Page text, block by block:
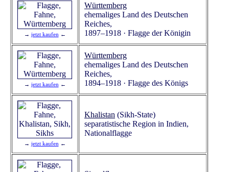
→ jetzt kaufen ←
Württemberg
ehemaliges Land des Deutschen
Reiches,
1897–1918 · Flagge der Königin
→ jetzt kaufen ←
Württemberg
ehemaliges Land des Deutschen
Reiches,
1894–1918 · Flagge des Königs
→ jetzt kaufen ←
Khalistan (Sikh-State)
separatistische Region in Indien,
Nationalflagge